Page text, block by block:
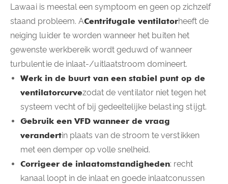
Lawaai is meestal een symptoom en geen op zichzelf
staand probleem. ACentrifugale ventilatorheeft de
neiging luider te worden wanneer het buiten het
gewenste werkbereik wordt geduwd of wanneer
turbulentie de inlaat-/uitlaatstroom domineert.
Werk in de buurt van een stabiel punt op de
ventilatorcurvezodat de ventilator niet tegen het
systeem vecht of bij gedeeltelijke belasting stijgt.
Gebruik een VFD wanneer de vraag
verandertin plaats van de stroom te verstikken
met een demper op volle snelheid.
Corrigeer de inlaatomstandigheden: recht
kanaal loopt in de inlaat en goede inlaatconussen